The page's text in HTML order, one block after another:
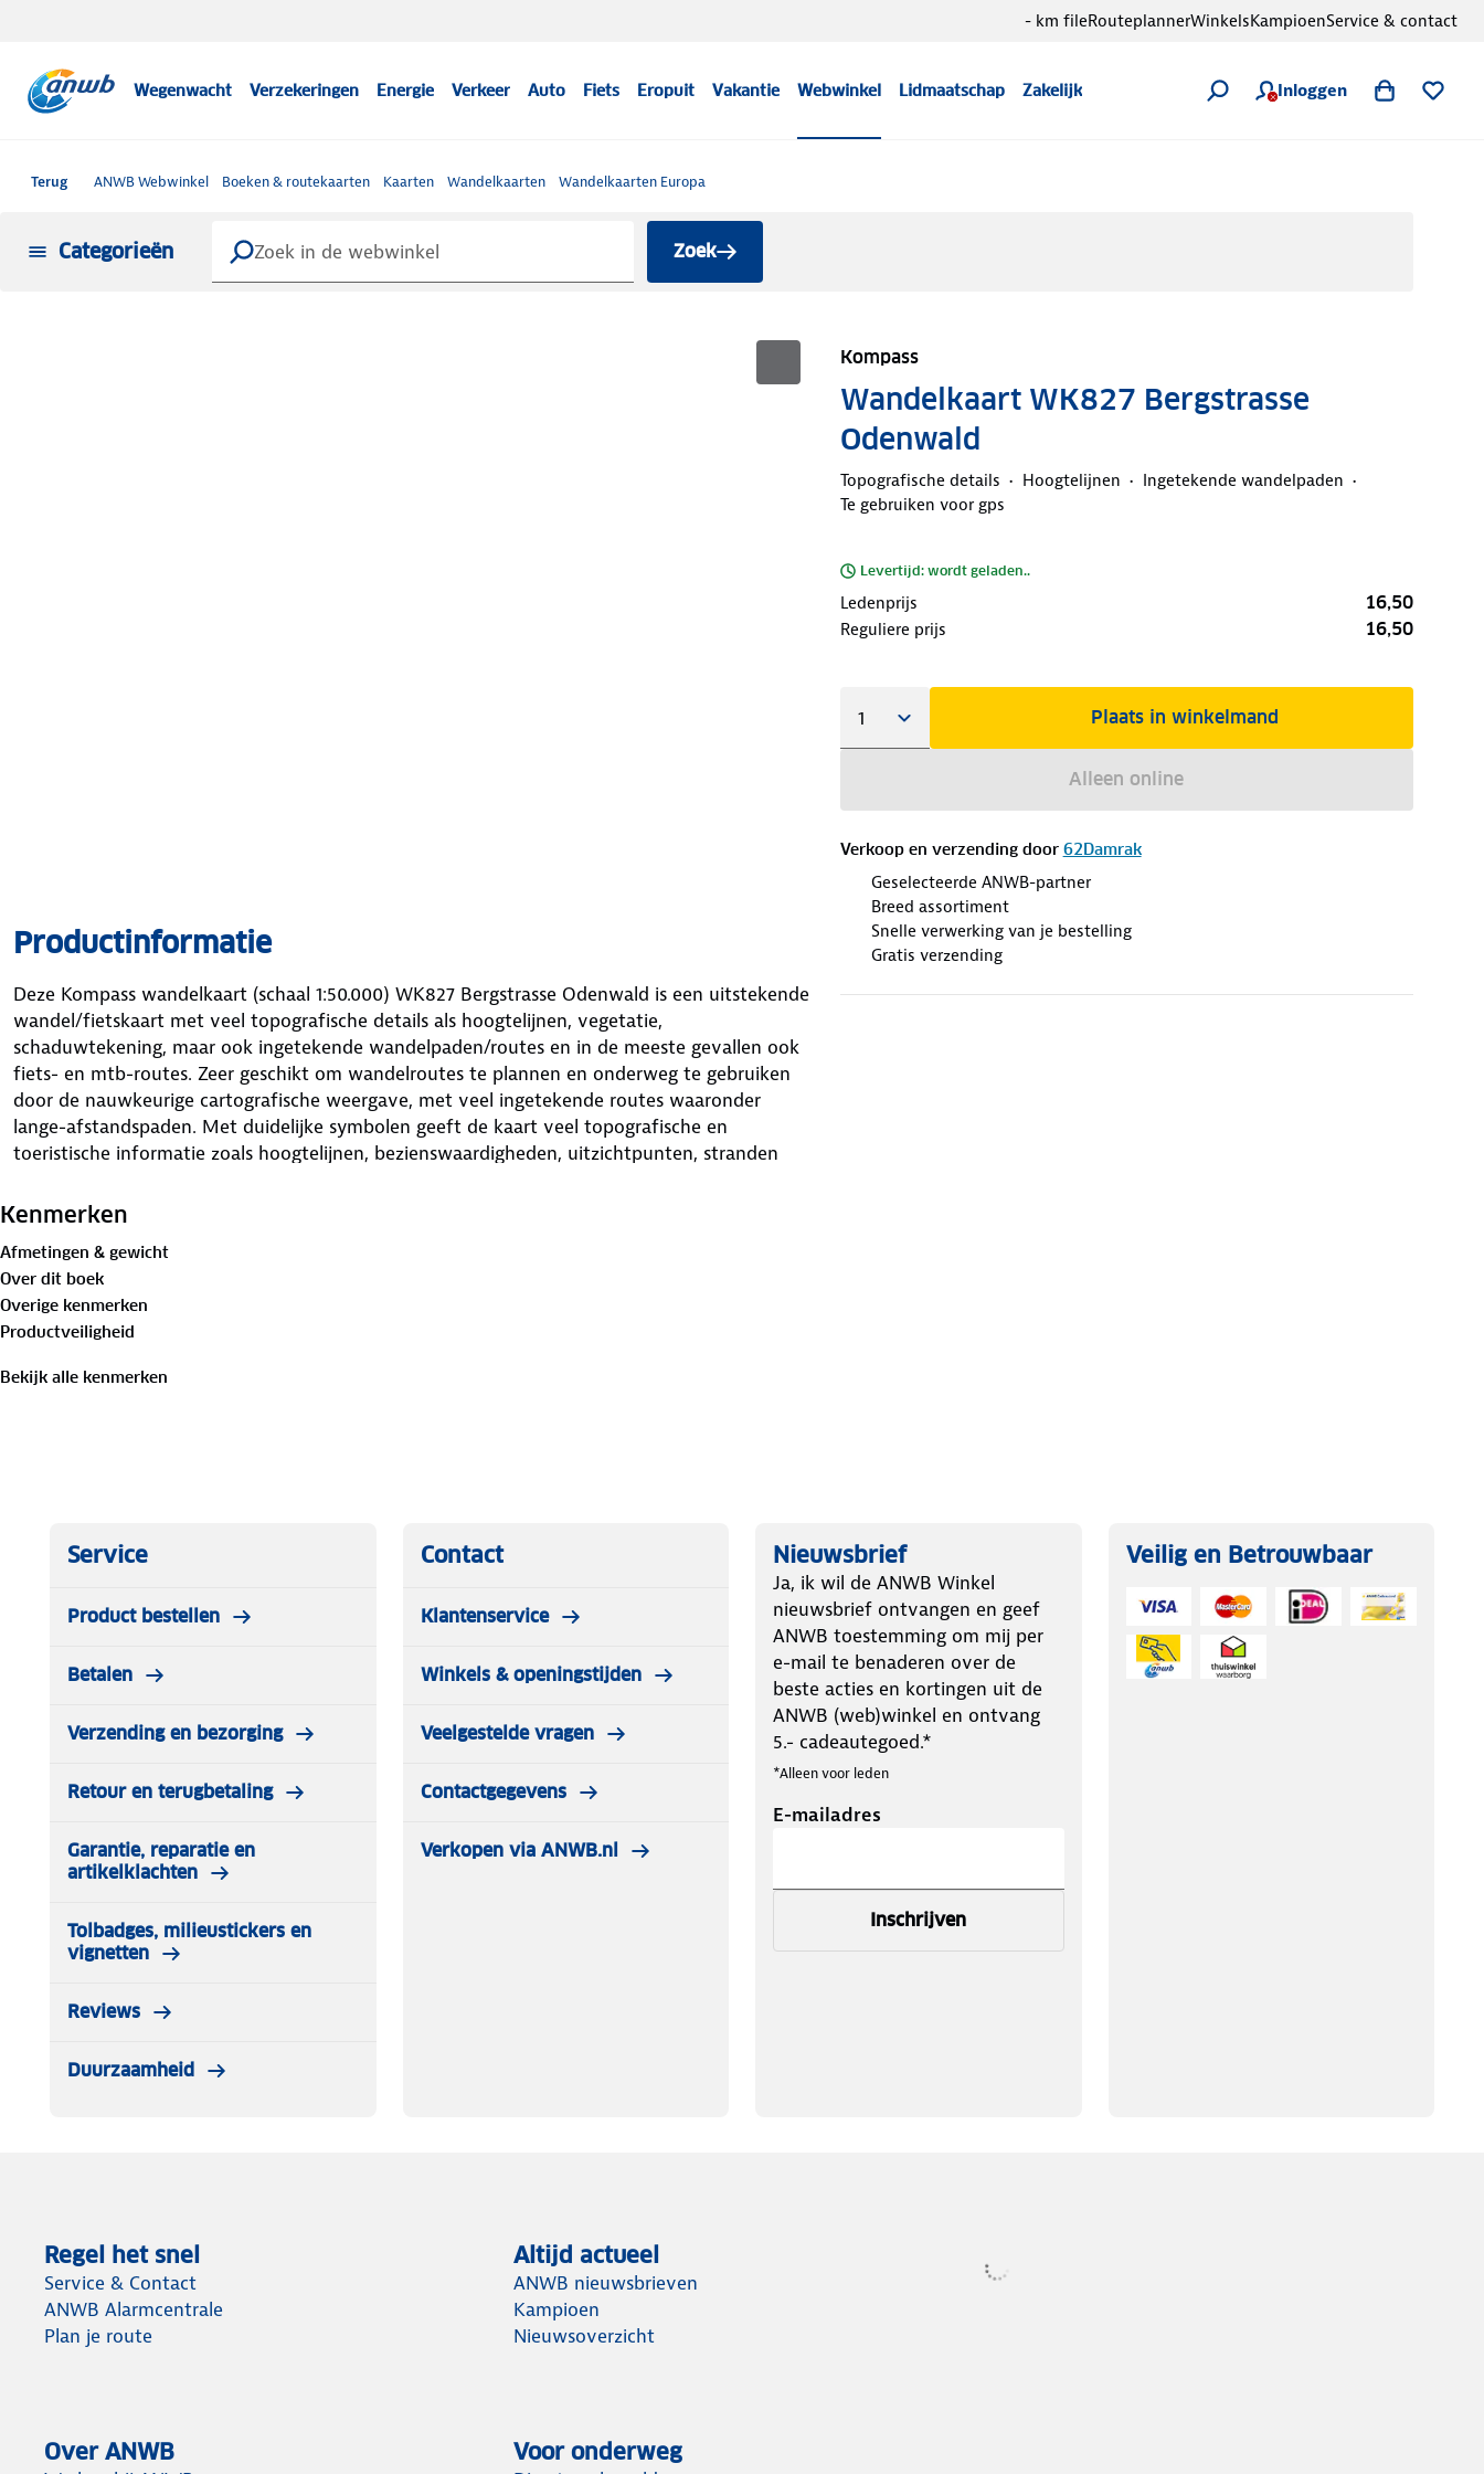
Wegenwacht Verzekeringen Energie Verkeer Auto Fiets Eropuit Vakantie Webwinkel Lidmaatschap Zakelijk Inloggen
- km fileRouteplannerWinkelsKampioenService & contact
Terug ANWB Webwinkel Boeken & routekaarten Kaarten Wandelkaarten Wandelkaarten Europa
Categorieën Zoek
Kompass
Wandelkaart WK827 Bergstrasse
Odenwald
Topografische details Hoogtelijnen
Ingetekende wandelpaden
Te gebruiken voor gps
Levertijd: wordt geladen..
Ledenprijs 16,50
Reguliere prijs 16,50
Plaats in winkelmand
Alleen online
Verkoop en verzending door 62Damrak
Geselecteerde ANWB-partner
Breed assortiment
Snelle verwerking van je bestelling
Gratis verzending
Productinformatie
Deze Kompass wandelkaart (schaal 1:50.000) WK827 Bergstrasse Odenwald is een uitstekende
wandel/fietskaart met veel topografische details als hoogtelijnen, vegetatie,
schaduwtekening, maar ook ingetekende wandelpaden/routes en in de meeste gevallen ook
fiets- en mtb-routes. Zeer geschikt om wandelroutes te plannen en onderweg te gebruiken
door de nauwkeurige cartografische weergave, met veel ingetekende routes waaronder
lange-afstandspaden. Met duidelijke symbolen geeft de kaart veel topografische en
toeristische informatie zoals hoogtelijnen, bezienswaardigheden, uitzichtpunten, stranden
bezienswaardigheden worden met symbolen vermeld. Bij sommige kaarten is een Activ Guide
wordt vermeld.
Kenmerken
Afmetingen & gewicht
Over dit boek
Overige kenmerken
Productveiligheid
Bekijk alle kenmerken
Service
Product bestellen
Betalen
Verzending en bezorging
Retour en terugbetaling
Garantie, reparatie en
artikelklachten
Tolbadges, milieustickers en
vignetten
Reviews
Duurzaamheid
Contact
Klantenservice
Winkels & openingstijden
Veelgestelde vragen
Contactgegevens
Verkopen via ANWB.nl
Nieuwsbrief
Ja, ik wil de ANWB Winkel
nieuwsbrief ontvangen en geef
ANWB toestemming om mij per
e-mail te benaderen over de
beste acties en kortingen uit de
ANWB (web)winkel en ontvang
5.- cadeautegoed.*
*Alleen voor leden
E-mailadres
Inschrijven
Veilig en Betrouwbaar
Regel het snel
Service & Contact
ANWB Alarmcentrale
Plan je route
Altijd actueel
ANWB nieuwsbrieven
Kampioen
Nieuwsoverzicht
Over ANWB Voor onderweg